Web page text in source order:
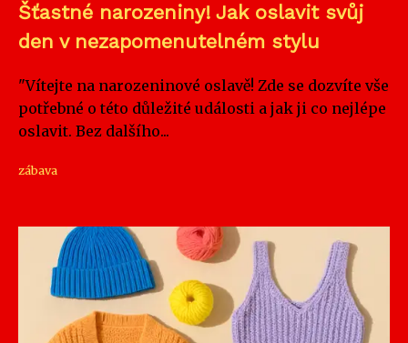
Šťastné narozeniny! Jak oslavit svůj
den v nezapomenutelném stylu
"Vítejte na narozeninové oslavě! Zde se dozvíte vše
potřebné o této důležité události a jak ji co nejlépe
oslavit. Bez dalšího...
zábava